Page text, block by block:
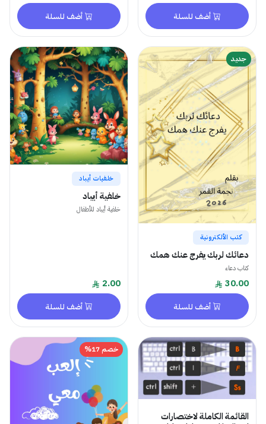
أضف للسلة أضف للسلة
جديد
كتب الألكترونية
دعائك لربك يفرج عنك همك
كتاب دعاء
30.00
أضف للسلة
خلفيات أيباد
خلفية أيباد
خلفية أيباد للأطفال
2.00
أضف للسلة
القائمة الكاملة لاختصارات
خصم 17%